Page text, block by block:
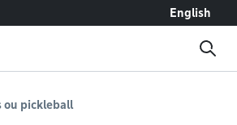
English
ou pickleball